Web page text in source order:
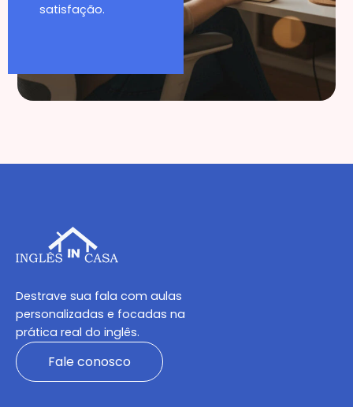
satisfação.
Destrave sua fala com aulas
personalizadas e focadas na
prática real do inglês.
Fale conosco